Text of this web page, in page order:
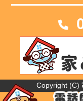
Copyright (C)